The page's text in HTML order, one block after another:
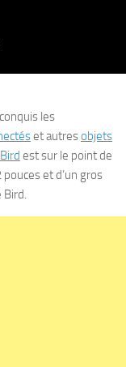
les
et autresobjets
est sur le point de
et d’un gros
Bird.